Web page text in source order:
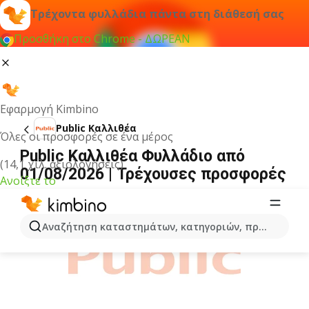
Τρέχοντα φυλλάδια πάντα στη διάθεσή σας
Προσθήκη στο Chrome - ΔΩΡΕΑΝ
Εφαρμογή Kimbino
Όλες οι προσφορές σε ένα μέρος
(14,1 χιλ. αξιολογήσεις)
Ανοίξτε το
Αναζήτηση καταστημάτων, κατηγοριών, προϊόντων...
Public Καλλιθέα
Public Καλλιθέα Φυλλάδιο από
01/08/2026 | Τρέχουσες προσφορές